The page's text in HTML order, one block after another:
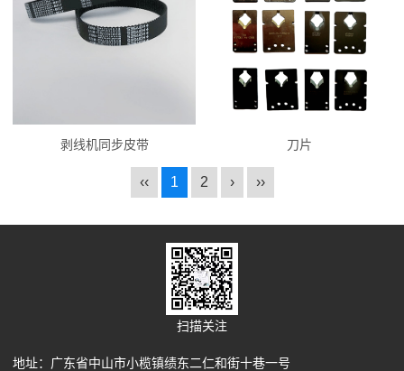
剥线机同步皮带 刀片
‹‹ 1 2 › ››
扫描关注
地址：广东省中山市小榄镇绩东二仁和街十巷一号